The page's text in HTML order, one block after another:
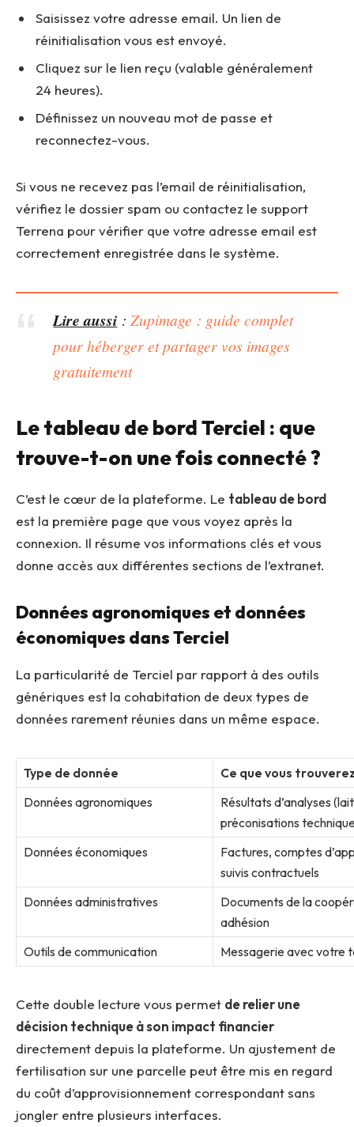
Saisissez votre adresse email. Un lien de
réinitialisation vous est envoyé.
Cliquez sur le lien reçu (valable généralement
24 heures).
Définissez un nouveau mot de passe et
reconnectez-vous.
Si vous ne recevez pas l’email de réinitialisation,
vérifiez le dossier spam ou contactez le support
Terrena pour vérifier que votre adresse email est
correctement enregistrée dans le système.
Lire aussi :Zupimage : guide complet
pour héberger et partager vos images
gratuitement
Le tableau de bord Terciel : que
trouve-t-on une fois connecté ?
C’est le cœur de la plateforme. Le tableau de bord
est la première page que vous voyez après la
connexion. Il résume vos informations clés et vous
donne accès aux différentes sections de l’extranet.
Données agronomiques et données
économiques dans Terciel
La particularité de Terciel par rapport à des outils
génériques est la cohabitation de deux types de
données rarement réunies dans un même espace.
Type de donnée
Ce que vous
Données agronomiques
Résultats d’analyses
préconisations
Données économiques
Factures, comptes
suivis contractuels
Données administratives
Documents de la
adhésion
Outils de communication
Messagerie avec votre
Cette double lecture vous permet de relier une
décision technique à son impact financier
directement depuis la plateforme. Un ajustement de
fertilisation sur une parcelle peut être mis en regard
du coût d’approvisionnement correspondant sans
jongler entre plusieurs interfaces.